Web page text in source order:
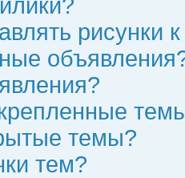
рисунки
темы?
тем?